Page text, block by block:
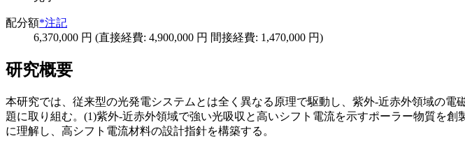
配分額*注記
6,370,000 円 (直接経費: 4,900,000 円 間接経費: 1,470,000 円)
研究概要
本研究では、従来型の光発電システムとは全く異なる原理で駆動し、紫外-近赤外領域の
題に取り組む。(1)紫外-近赤外領域で強い光吸収と高いシフト電流を示すポーラー物質を
に理解し、高シフト電流材料の設計指針を構築する。